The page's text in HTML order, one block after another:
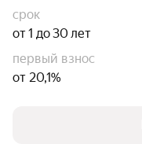
срок
от 1 до 30 лет
первый взнос
от 20,1%